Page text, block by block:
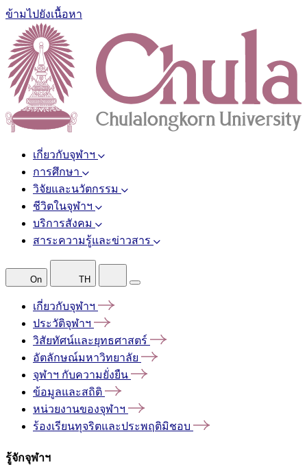
ข้ามไปยังเนื้อหา
เกี่ยวกับจุฬาฯ
การศึกษา
วิจัยและนวัตกรรม
ชีวิตในจุฬาฯ
บริการสังคม
สาระความรู้และข่าวสาร
On TH
เกี่ยวกับจุฬาฯ
ประวัติจุฬาฯ
วิสัยทัศน์และยุทธศาสตร์
อัตลักษณ์มหาวิทยาลัย
จุฬาฯ กับความยั่งยืน
ข้อมูลและสถิติ
หน่วยงานของจุฬาฯ
ร้องเรียนทุจริตและประพฤติมิชอบ
รู้จักจุฬาฯ